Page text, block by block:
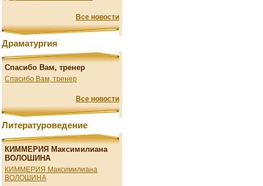
Все новости
Драматургия
Спасибо Вам, тренер
Спасибо Вам, тренер
Все новости
Литературоведение
КИММЕРИЯ Максимилиана
ВОЛОШИНА
КИММЕРИЯ Максимилиана
ВОЛОШИНА